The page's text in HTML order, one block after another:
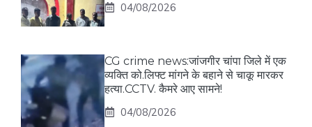
04/08/2026
CG crime news:जांजगीर चांपा जिले में एक
व्यक्ति को.लिफ्ट मांगने के बहाने से चाकू मारकर
हत्या.CCTV. कैमरे आए सामने!
04/08/2026